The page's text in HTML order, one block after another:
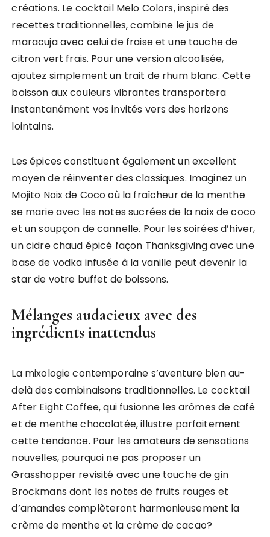
créations. Le cocktail Melo Colors, inspiré des
recettes traditionnelles, combine le jus de
maracuja avec celui de fraise et une touche de
citron vert frais. Pour une version alcoolisée,
ajoutez simplement un trait de rhum blanc. Cette
boisson aux couleurs vibrantes transportera
instantanément vos invités vers des horizons
lointains.
Les épices constituent également un excellent
moyen de réinventer des classiques. Imaginez un
Mojito Noix de Coco où la fraîcheur de la menthe
se marie avec les notes sucrées de la noix de coco
et un soupçon de cannelle. Pour les soirées d’hiver,
un cidre chaud épicé façon Thanksgiving avec une
base de vodka infusée à la vanille peut devenir la
star de votre buffet de boissons.
Mélanges audacieux avec des
ingrédients inattendus
La mixologie contemporaine s’aventure bien au-
delà des combinaisons traditionnelles. Le cocktail
After Eight Coffee, qui fusionne les arômes de café
et de menthe chocolatée, illustre parfaitement
cette tendance. Pour les amateurs de sensations
nouvelles, pourquoi ne pas proposer un
Grasshopper revisité avec une touche de gin
Brockmans dont les notes de fruits rouges et
d’amandes complèteront harmonieusement la
crème de menthe et la crème de cacao?